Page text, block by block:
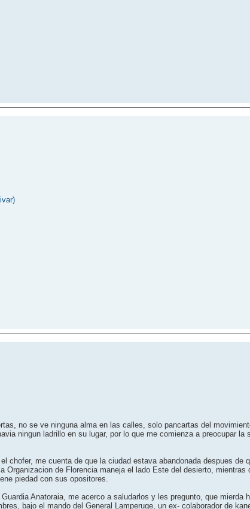
no se ve ninguna alma en las calles, solo pancartas del
ningun ladrillo en su lugar, por lo que me comienza a preocupar la
chofer, me cuenta de que la ciudad estava abandonada despues de
Organizacion de Florencia maneja el lado Este del desierto,
piedad con sus opositores.
Anatoraia, me acerco a saludarlos y les pregunto, que mierda
bajo el mando del General Lamperuge, un ex- colaborador de